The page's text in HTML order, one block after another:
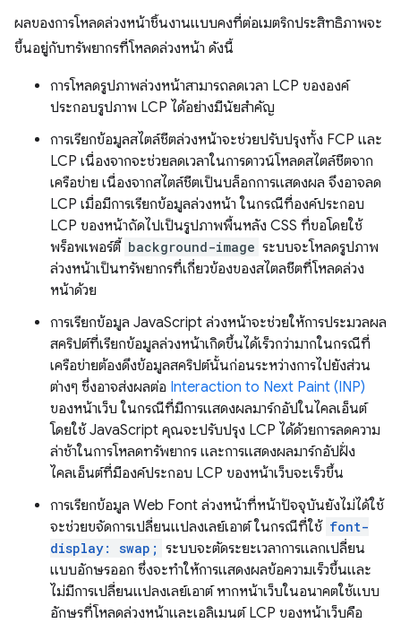
ผลของการโหลดล่วงหน้าชิ้นงานแบบคงที่ต่อเมตริกประสิทธิภาพจะ
ขึ้นอยู่กับทรัพยากรที่โหลดล่วงหน้า ดังนี้
การโหลดรูปภาพล่วงหน้าสามารถลดเวลา LCP ขององค์
ประกอบรูปภาพ LCP ได้อย่างมีนัยสำคัญ
การเรียกข้อมูลสไตล์ชีตล่วงหน้าจะช่วยปรับปรุงทั้ง FCP และ
LCP เนื่องจากจะช่วยลดเวลาในการดาวน์โหลดสไตล์ชีตจาก
เครือข่าย เนื่องจากสไตล์ชีตเป็นบล็อกการแสดงผล จึงอาจลด
LCP เมื่อมีการเรียกข้อมูลล่วงหน้า ในกรณีที่องค์ประกอบ
LCP ของหน้าถัดไปเป็นรูปภาพพื้นหลัง CSS ที่ขอโดยใช้
พร็อพเพอร์ตี้ background-image ระบบจะโหลดรูปภาพ
ล่วงหน้าเป็นทรัพยากรที่เกี่ยวข้องของสไตลชีตที่โหลดล่วง
หน้าด้วย
การเรียกข้อมูล JavaScript ล่วงหน้าจะช่วยให้การประมวลผล
สคริปต์ที่เรียกข้อมูลล่วงหน้าเกิดขึ้นได้เร็วกว่ามากในกรณีที่
เครือข่ายต้องดึงข้อมูลสคริปต์นั้นก่อนระหว่างการไปยังส่วน
ต่างๆ ซึ่งอาจส่งผลต่อ Interaction to Next Paint (INP)
ของหน้าเว็บ ในกรณีที่มีการแสดงผลมาร์กอัปในไคลเอ็นต์
โดยใช้ JavaScript คุณจะปรับปรุง LCP ได้ด้วยการลดความ
ล่าช้าในการโหลดทรัพยากร และการแสดงผลมาร์กอัปฝั่ง
ไคลเอ็นต์ที่มีองค์ประกอบ LCP ของหน้าเว็บจะเร็วขึ้น
การเรียกข้อมูล Web Font ล่วงหน้าที่หน้าปัจจุบันยังไม่ได้ใช้
จะช่วยขจัดการเปลี่ยนแปลงเลย์เอาต์ ในกรณีที่ใช้ font-
display: swap; ระบบจะตัดระยะเวลาการแลกเปลี่ยน
แบบอักษรออก ซึ่งจะทำให้การแสดงผลข้อความเร็วขึ้นและ
ไม่มีการเปลี่ยนแปลงเลย์เอาต์ หากหน้าเว็บในอนาคตใช้แบบ
อักษรที่โหลดล่วงหน้าและเอลิเมนต์ LCP ของหน้าเว็บคือ